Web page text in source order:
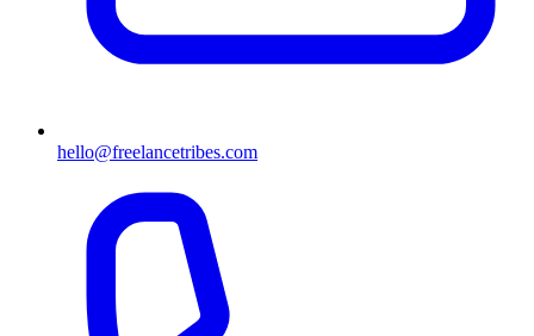
hello@freelancetribes.com